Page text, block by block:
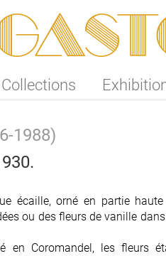
Collections
1988)
écaille, orné en partie
ou des fleurs de vanille
en Coromandel, les fleurs
écaille, orné en partie
ou des fleurs de vanille
en Coromandel, les fleurs